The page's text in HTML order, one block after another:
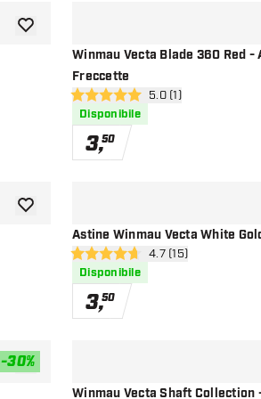
aggiungi alla lista dei desideri
Winmau Vecta Blade 360 Red -
Freccette
apri pannello
5 stelle di valutazione
5.0 (1)
Disponibile
3,50
aggiungi alla lista dei desideri
Astine Winmau Vecta White
apri pannello
4.7 stelle di valutazione
4.7 (15)
Disponibile
3,50
-30%
aggiungi alla lista dei desideri
Winmau Vecta Shaft Collection